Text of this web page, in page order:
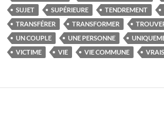
SUJET
SUPÉRIEURE TENDREMENT
TRANSFÉRER
TRANSFORMER
UN COUPLE
UNE PERSONNE
VICTIME
VIE VIE COMMUNE